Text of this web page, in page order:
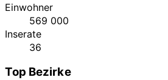
Einwohner
569 000
Inserate
36
Top Bezirke